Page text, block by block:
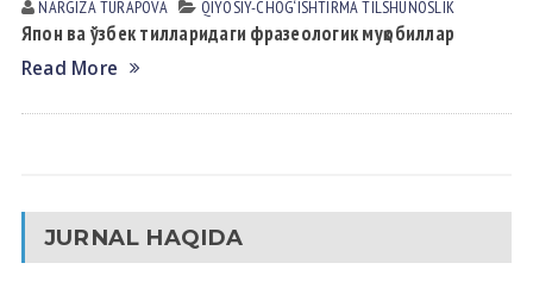
NARGIZA TURАPOVА QIYOSIY-CHOG‘ISHTIRMA TILSHUNOSLIK
Япон ва ўзбек тилларидаги фразеологик муқобиллар
Read More
JURNAL HAQIDA